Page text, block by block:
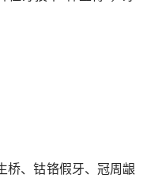
桥、钴铬假牙、冠周龈